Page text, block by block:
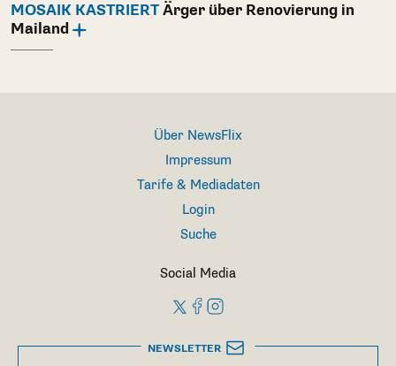
MOSAIK KASTRIERTÄrger über Renovierung in
Mailand
Über NewsFlix
Impressum
Tarife & Mediadaten
Login
Suche
Social Media
NEWSLETTER